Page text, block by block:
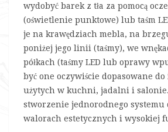
wydobyć barek z tła za pomocą
(oświetlenie punktowe) lub taśm
je na krawędziach mebla, na
poniżej jego linii (taśmy), we
półkach (taśmy LED lub oprawy
być one oczywiście dopasowane
użytych w kuchni, jadalni i
stworzenie jednorodnego systemu
walorach estetycznych i wysokiej